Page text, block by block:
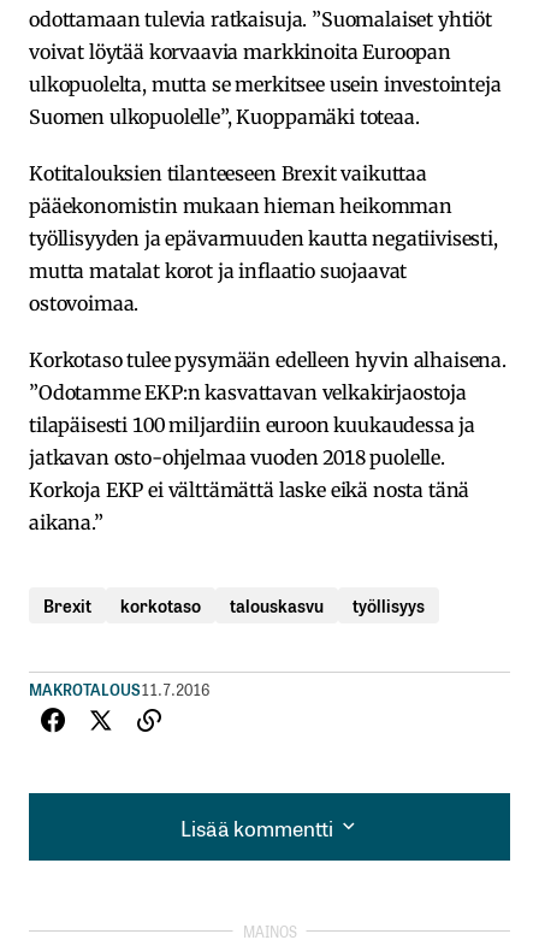
odottamaan tulevia ratkaisuja. ”Suomalaiset yhtiöt
voivat löytää korvaavia markkinoita Euroopan
ulkopuolelta, mutta se merkitsee usein investointeja
Suomen ulkopuolelle”, Kuoppamäki toteaa.
Kotitalouksien tilanteeseen Brexit vaikuttaa
pääekonomistin mukaan hieman heikomman
työllisyyden ja epävarmuuden kautta negatiivisesti,
mutta matalat korot ja inflaatio suojaavat
ostovoimaa.
Korkotaso tulee pysymään edelleen hyvin alhaisena.
”Odotamme EKP:n kasvattavan velkakirjaostoja
tilapäisesti 100 miljardiin euroon kuukaudessa ja
jatkavan osto-ohjelmaa vuoden 2018 puolelle.
Korkoja EKP ei välttämättä laske eikä nosta tänä
aikana.”
Brexit korkotaso talouskasvu työllisyys
MAKROTALOUS11.7.2016
Lisää kommentti
Lisää kommentti